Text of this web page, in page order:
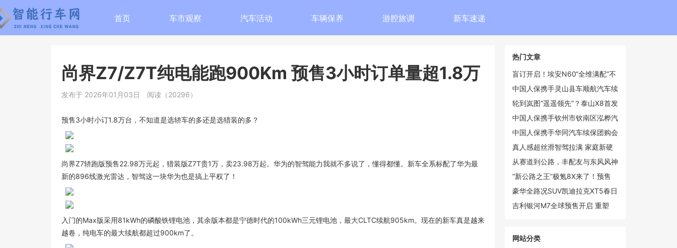
首页 车市观察 汽车活动 车辆保养 游腔旅调 新车速递
尚界Z7/Z7T纯电能跑900Km 预售3小时订单量超1.8万
发布于 2026年01月03日 阅读（20296）
预售3小时小订1.8万台，不知道是选轿车的多还是选猎装的多？
尚界Z7轿跑版预售22.98万元起，猎装版Z7T贵1万，卖23.98万起。华为的智驾能力我就不多说了，懂得都懂。新车全系标配了华为最
新的896线激光雷达，智驾这一块华为也是搞上平权了！
入门的Max版采用81kWh的磷酸铁锂电池，其余版本都是宁德时代的100kWh三元锂电池，最大CLTC续航905km。现在的新车真是越来
越卷，纯电车的最大续航都超过900km了。
热门文章
盲订开启！埃安N60“全维满配”不
再妥协
中国人保携手灵山县车顺航汽车续
保团购会
轮到岚图“遥遥领先”？泰山X8首发
华为2K双联屏
中国人保携手钦州市钦南区泓桦汽
车续保团购会
中国人保携手华同汽车续保团购会
真人感超丝滑智驾拉满 家庭新硬
派iCAR V27定档3月13日上市
从赛道到公路，丰配友与东风风神
L8共释“长距离”冠军哲学
“新公路之王”极氪8X来了！预售
37.68万起4月上市
豪华全路况SUV凯迪拉克XT5春日
焕新 第二代金身计划重磅上线
吉利银河M7全球预售开启 重塑
网站分类